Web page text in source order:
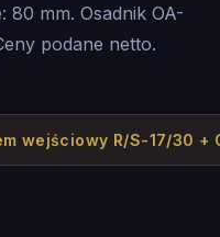
80 mm. Osadnik OA-
podane netto.
wejściowy R/S-17/30 +